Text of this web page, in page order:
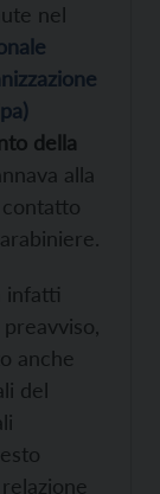
nel
della
alla
contatto
infatti
preavviso,
anche
del